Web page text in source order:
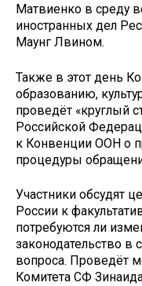
Матвиенко в среду
иностранных дел
Маунг Лвином.
Также в этот день
образованию,
проведёт «круглый
Российской
к Конвенции ООН о
процедуры
Участники обсудят
России к
потребуются ли
законодательство в
вопроса. Проведёт
Комитета СФ